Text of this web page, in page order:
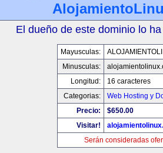
El dueño de este dominio lo
Mayusculas:
Minusculas:
Longitud:
16 caracteres
Categorias:
Web Hosting y
Precio:
$650.00
Visitar!
Serán consideradas